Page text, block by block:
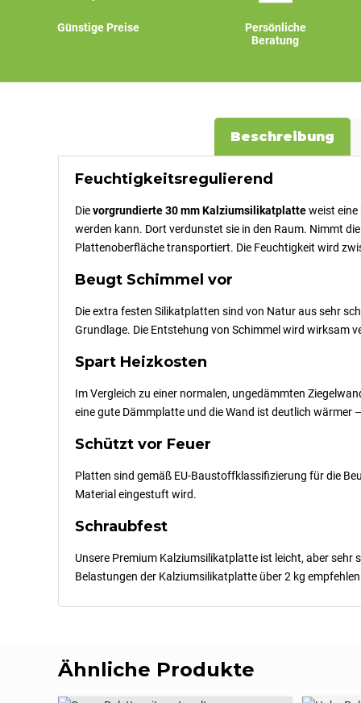
Günstige Preise
Persönliche
Beratung
Beschreibung
Feuchtigkeitsregulierend
Dievorgrundierte 30 mm Kalziumsilikatplatteweist
werden kann. Dort verdunstet sie in den Raum. Nimmt
Plattenoberfläche transportiert. Die Feuchtigkeit wird
Beugt Schimmel vor
Die extra festen Silikatplatten sind von Natur aus sehr
Grundlage. Die Entstehung von Schimmel wird wirksam
Spart Heizkosten
Im Vergleich zu einer normalen, ungedämmten
eine gute Dämmplatte und die Wand ist deutlich wärmer
Schützt vor Feuer
Platten sind gemäß EU-Baustoffklassifizierung für die
Material eingestuft wird.
Schraubfest
Unsere Premium Kalziumsilikatplatte ist leicht, aber
Belastungen der Kalziumsilikatplatte über 2 kg
Ähnliche Produkte